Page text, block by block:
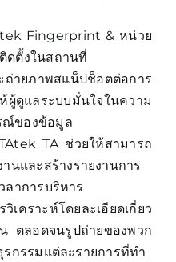
Fingerprint & หน่วย
ดตั้งในสถานที่
ถ่ายภาพสแน็ปช็อตต่อการ
ดูแลระบบมั่นใจในความ
ณ์ของข้อมูล
TA ช่วยให้สามารถ
นและสร้างรายงานการ
ลาการบริหาร
คราะห์โดยละเอียดเกี่ยว
ตลอดจนรูปถ่ายของพวก
รกรรมแต่ละรายการที่ทำ